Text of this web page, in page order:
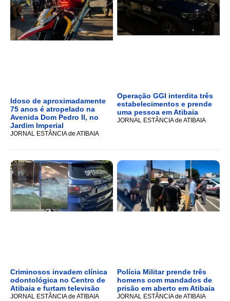
Idoso de aproximadamente
75 anos é atropelado na
Avenida Dom Pedro II, no
Jardim Imperial
JORNAL ESTÂNCIA de ATIBAIA
Operação GGI interdita três
estabelecimentos e prende
uma pessoa em Atibaia
JORNAL ESTÂNCIA de ATIBAIA
Criminosos invadem clínica
odontológica no Centro de
Atibaia e furtam televisão
JORNAL ESTÂNCIA de ATIBAIA
Polícia Militar prende três
homens com mandados de
prisão em aberto em Atibaia
JORNAL ESTÂNCIA de ATIBAIA